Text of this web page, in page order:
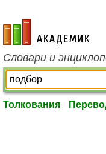
academic.ru
Словари и
Толкования